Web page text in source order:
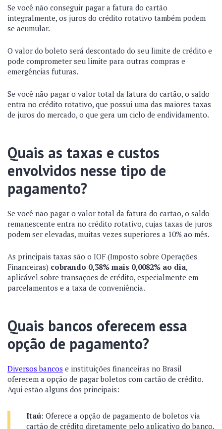
Se você não conseguir pagar a fatura do cartão
integralmente, os juros do crédito rotativo também podem
se acumular.
O valor do boleto será descontado do seu limite de crédito e
pode comprometer seu limite para outras compras e
emergências futuras.
Se você não pagar o valor total da fatura do cartão, o saldo
entra no crédito rotativo, que possui uma das maiores taxas
de juros do mercado, o que gera um ciclo de endividamento.
Quais as taxas e custos
envolvidos nesse tipo de
pagamento?
Se você não pagar o valor total da fatura do cartão, o saldo
remanescente entra no crédito rotativo, cujas taxas de juros
podem ser elevadas, muitas vezes superiores a 10% ao mês.
As principais taxas são o IOF (Imposto sobre Operações
Financeiras) cobrando 0,38% mais 0,0082% ao dia,
aplicável sobre transações de crédito, especialmente em
parcelamentos e a taxa de conveniência.
Quais bancos oferecem essa
opção de pagamento?
Diversos bancos e instituições financeiras no Brasil
oferecem a opção de pagar boletos com cartão de crédito.
Aqui estão alguns dos principais:
Itaú: Oferece a opção de pagamento de boletos via
cartão de crédito diretamente pelo aplicativo do banco.